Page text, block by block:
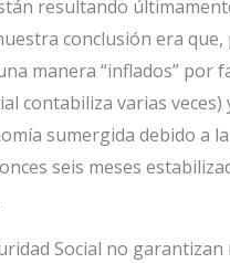
resultando
conclusión era
manera “inflados” por
contabiliza varias
sumergida debido a
seis meses
Social no